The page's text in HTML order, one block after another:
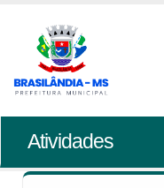
Atividades